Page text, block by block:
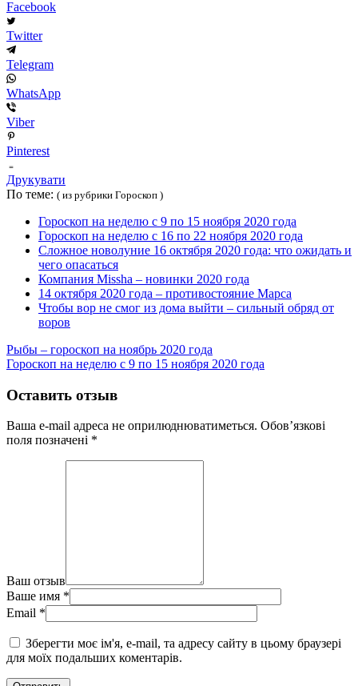
Facebook
Twitter
Telegram
WhatsApp
Viber
Pinterest
Друкувати
По теме: ( из рубрики Гороскоп )
Гороскоп на неделю с 9 по 15 ноября 2020 года
Гороскоп на неделю с 16 по 22 ноября 2020 года
Сложное новолуние 16 октября 2020 года: что ожидать и
чего опасаться
Компания Missha – новинки 2020 года
14 октября 2020 года – противостояние Марса
Чтобы вор не смог из дома выйти – сильный обряд от
воров
Рыбы – гороскоп на ноябрь 2020 года
Гороскоп на неделю с 9 по 15 ноября 2020 года
Оставить отзыв
Ваша e-mail адреса не оприлюднюватиметься. Обов’язкові
поля позначені *
Ваш отзыв
Ваше имя *
Email *
Зберегти моє ім'я, e-mail, та адресу сайту в цьому браузері
для моїх подальших коментарів.